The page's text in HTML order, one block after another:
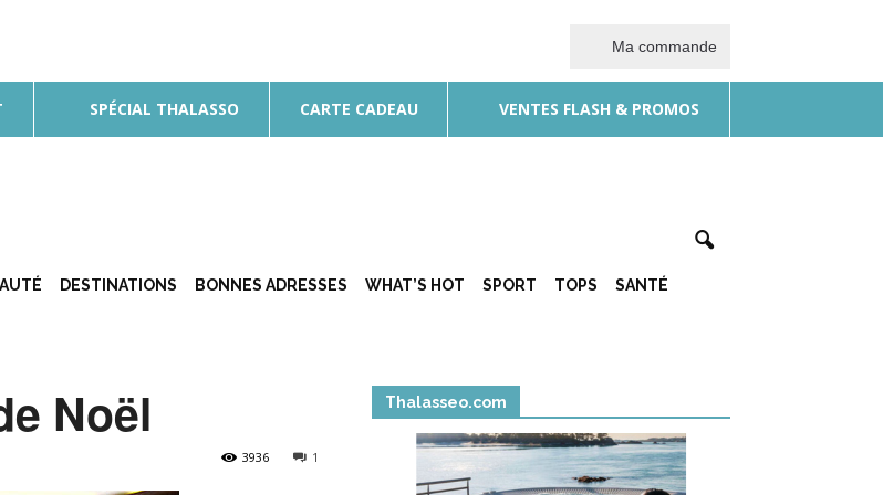
Ma commande
SPÉCIAL THALASSO CARTE CADEAU VENTES FLASH & PROMOS
DESTINATIONS BONNES ADRESSES WHAT’S HOT SPORT TOPS SANTÉ
Noël
1
3936
Thalasseo.com